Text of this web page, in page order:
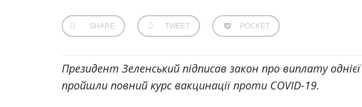
SHARE TWEET POCKET
Президент Зеленський підписав закон про виплату
пройшли повний курс вакцинації проти COVID-19.